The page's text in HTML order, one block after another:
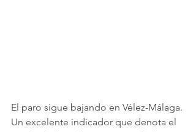
El paro sigue bajando en Vélez-Málaga.
Un excelente indicador que denota el